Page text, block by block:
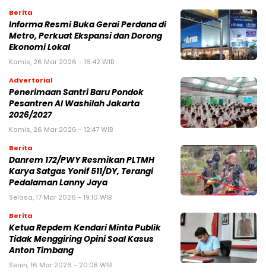
Berita
Informa Resmi Buka Gerai Perdana di
Metro, Perkuat Ekspansi dan Dorong
Ekonomi Lokal
Kamis, 26 Mar 2026 - 16:42 WIB
Advertorial
Penerimaan Santri Baru Pondok
Pesantren Al Washilah Jakarta
2026/2027
Kamis, 26 Mar 2026 - 12:47 WIB
Berita
Danrem 172/PWY Resmikan PLTMH
Karya Satgas Yonif 511/DY, Terangi
Pedalaman Lanny Jaya
Selasa, 17 Mar 2026 - 19:10 WIB
Berita
Ketua Repdem Kendari Minta Publik
Tidak Menggiring Opini Soal Kasus
Anton Timbang
Senin, 16 Mar 2026 - 20:08 WIB